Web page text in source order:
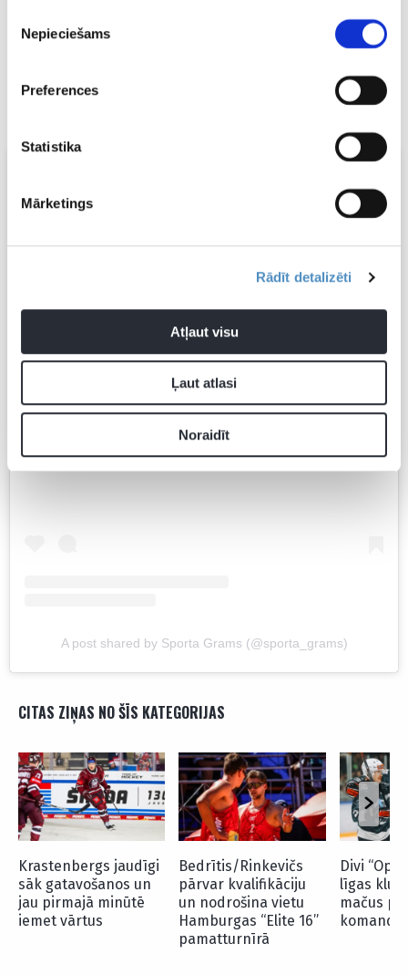
izvēle
Nepieciešams
Preferences
Statistika
Mārketings
Rādīt detalizēti
Atļaut visu
Ļaut atlasi
Noraidīt
Jaunākās ziņas par PČ 2026
Latvijas hokeja izlases
View this post on Instagram
A post shared by Sporta Grams (@sporta_grams)
CITAS ZIŅAS NO ŠĪS KATEGORIJAS
Krastenbergs jaudīgi
sāk gatavošanos un
jau pirmajā minūtē
iemet vārtus
Bedrītis/Rinkevičs
pārvar kvalifikāciju
un nodrošina vietu
Hamburgas “Elite 16”
pamatturnīrā
Divi
līgas
mačus